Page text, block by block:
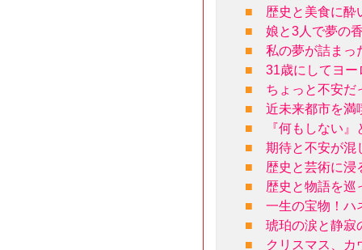
■
歴史と美食に酔
■
娘と3人で夢の
■
私の夢が詰まっ
■
31歳にしてヨー
■
ちょっと不安だ
■
近未来都市を満
■
『何もしない
■
期待と不安が混
■
歴史と芸術に浸
■
歴史と物語を巡
■
一生の宝物！ハ
■
琥珀の涙と静寂
■
クリスマス、カ